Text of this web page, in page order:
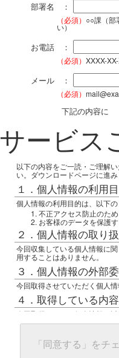
部署名 ：
（必須） ○○課（部
い）
お電話 ：
（必須） XXXX-
メール ：
（必須）
下記の内容に
サービス
以下の内容をご一読・ご理解
い。ダウンロードページに進
１．個人情報の利用
個人情報の利用目的は、以下
不正アクセス防止のため
お客様のデータを保護
２．個人情報の取り
今回収集している個人情報に
用することはありません。
３．個人情報の外部
今回取得させていただく個人
４．取得している内
今回取得している個人情報は
任意の名前
グローバルIPアドレス
接続ホスト情報
「同意する」をチ